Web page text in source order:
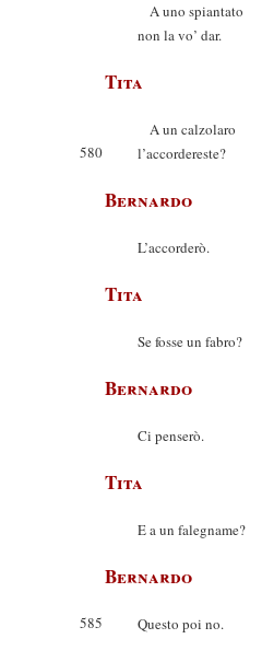
A uno spiantato
non la vo’ dar.
Tita
A un calzolaro
580
l’accordereste?
Bernardo
L’accorderò.
Tita
Se fosse un fabro?
Bernardo
Ci penserò.
Tita
E a un falegname?
Bernardo
585 Questo poi no.